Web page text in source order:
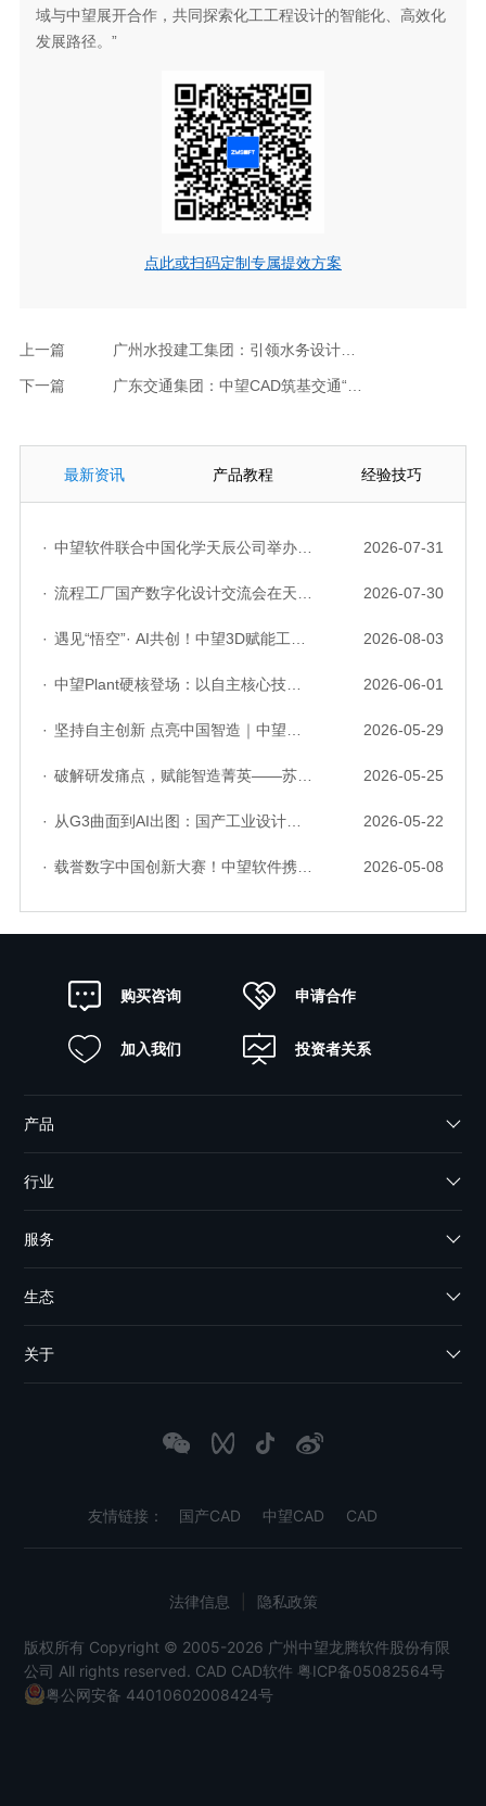
域与中望展开合作，共同探索化工工程设计的智能化、高效化
发展路径。”
点此或扫码定制专属提效方案
上一篇 广州水投建工集团：引领水务设计创新，打造清洁城市家园
下一篇 广东交通集团：中望CAD筑基交通“技术智库”
最新资讯 产品教程 经验技巧
· 中望软件联合中国化学天辰公司举办“走进标杆企业”研讨会，共探流程工业数字化创新实践 2026-07-31
· 流程工厂国产数字化设计交流会在天津召开，中望自主CAD底座助力行业数字化转型实践获广泛关注 2026-07-30
· 遇见“悟空”· AI共创！中望3D赋能工业设计国产化与AI创新升级 2026-08-03
· 中望Plant硬核登场：以自主核心技术，破解流程工业数据一致性与协同困境 2026-06-01
· 坚持自主创新 点亮中国智造｜中望软件亮相第十届中国网络版权保护与发展大会 2026-05-29
· 破解研发痛点，赋能智造菁英——苏州研发菁英 CTO 成长营暨高级人才认证启动会圆满落幕 2026-05-25
· 从G3曲面到AI出图：国产工业设计软件的硬实力到底怎么样了？ 2026-05-22
· 载誉数字中国创新大赛！中望软件携手三家伙伴，斩获信创赛道多项大奖 2026-05-08
购买咨询 申请合作
加入我们 投资者关系
产品
行业
服务
生态
关于
友情链接： 国产CAD 中望CAD CAD
版权所有 Copyright © 2005-2026 广州中望龙腾软件股份有限
公司 All rights reserved. CAD CAD软件 粤ICP备05082564号
粤公网安备 44010602008424号
法律信息 隐私政策